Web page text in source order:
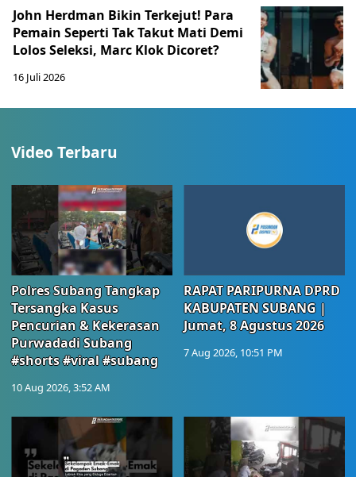
John Herdman Bikin Terkejut! Para
Pemain Seperti Tak Takut Mati Demi
Lolos Seleksi, Marc Klok Dicoret?
16 Juli 2026
Video Terbaru
Polres Subang Tangkap
Tersangka Kasus
Pencurian & Kekerasan
Purwadadi Subang
#shorts #viral #subang
10 Aug 2026, 3:52 AM
RAPAT PARIPURNA DPRD
KABUPATEN SUBANG |
Jumat, 8 Agustus 2026
7 Aug 2026, 10:51 PM